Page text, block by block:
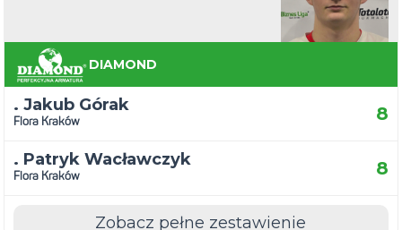
DIAMOND
. Jakub Górak
Flora Kraków 8
. Patryk Wacławczyk
Flora Kraków 8
Zobacz pełne zestawienie